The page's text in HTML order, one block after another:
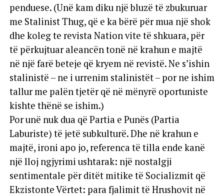
penduese. (Unë kam diku një bluzë të zbukuruar
me Stalinist Thug, që e ka bërë për mua një shok
dhe koleg te revista Nation vite të shkuara, për
të përkujtuar aleancën tonë në krahun e majtë
në një farë beteje që kryem në revistë. Ne s’ishin
stalinistë – ne i urrenim stalinistët – por ne ishim
tallur me palën tjetër që në mënyrë oportuniste
kishte thënë se ishim.)
Por unë nuk dua që Partia e Punës (Partia
Laburiste) të jetë subkulturë. Dhe në krahun e
majtë, ironi apo jo, referenca të tilla ende kanë
një lloj ngjyrimi ushtarak: një nostalgji
sentimentale për ditët mitike të Socializmit që
Ekzistonte Vërtet: para fjalimit të Hrushovit në